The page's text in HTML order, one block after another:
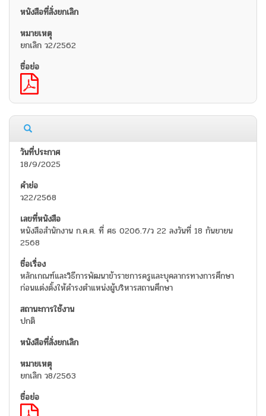
ยกเลิก ว2/2562
18/9/2025
ว22/2568
หนังสือสำนักงาน ก.ค.ศ. ที่ ศธ 0206.7/ว 22 ลงวันที่ 18 กันยายน
2568
หลักเกณฑ์และวิธีการพัฒนาข้าราชการครูและบุคลากรทางการศึกษา
ก่อนแต่งตั้งให้ดำรงตำแหน่งผู้บริหารสถานศึกษา
ปกติ
ยกเลิก ว8/2563